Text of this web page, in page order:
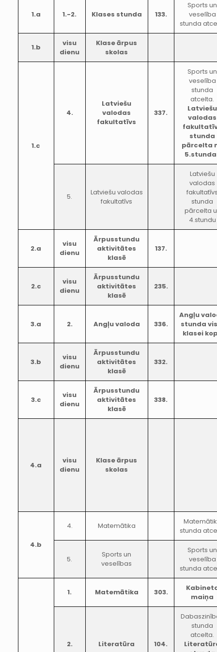
1.a 1.-2. Klases stunda 133.
Sports un
veselība
stunda
1.b
visu
dienu
Klase ārpus
skolas
1.c
4.
Latviešu
valodas
fakultatīvs
337.
Sports un
veselība
stunda
atcelta.
Latviešu
valodas
stunda
pārcelta
5.
Latviešu valodas
fakultatīvs
Latviešu
valodas
stunda
pārcelta
4.stundu
2.a
visu
dienu
Ārpusstundu
aktivitātes
klasē
137.
2.c
visu
dienu
Ārpusstundu
aktivitātes
klasē
235.
3.a 2. Angļu valoda 336.
Angļu
stunda
klasei
3.b
visu
dienu
Ārpusstundu
aktivitātes
klasē
332.
3.c
visu
dienu
Ārpusstundu
aktivitātes
klasē
338.
4.a
visu
dienu
Klase ārpus
skolas
4.b
4. Matemātika
stunda
5.
Sports un
veselības
Sports un
veselība
stunda
1. Matemātika 303.
maiņa
2. Literatūra 104.
stunda
atcelta.